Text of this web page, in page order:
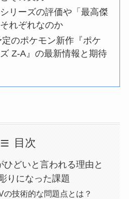
リーズの評価や「最高傑
れぞれなのか
のポケモン新作『ポケ
Z-A』の最新情報と期待
目次
ひどいと言われる理由と
りになった課題
の技術的な問題点とは？